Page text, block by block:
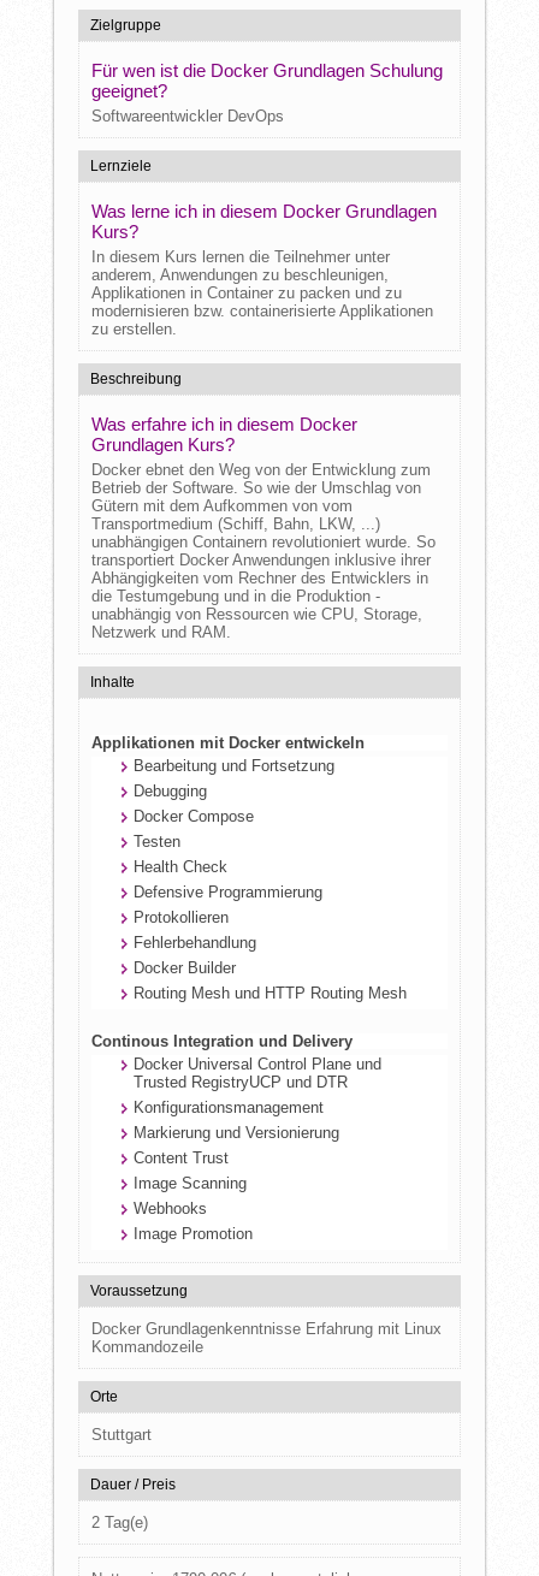
Zielgruppe
Für wen ist die Docker Grundlagen Schulung
geeignet?
Softwareentwickler DevOps
Lernziele
Was lerne ich in diesem Docker Grundlagen
Kurs?
In diesem Kurs lernen die Teilnehmer unter
anderem, Anwendungen zu beschleunigen,
Applikationen in Container zu packen und zu
modernisieren bzw. containerisierte Applikationen
zu erstellen.
Beschreibung
Was erfahre ich in diesem Docker
Grundlagen Kurs?
Docker ebnet den Weg von der Entwicklung zum
Betrieb der Software. So wie der Umschlag von
Gütern mit dem Aufkommen von vom
Transportmedium (Schiff, Bahn, LKW, ...)
unabhängigen Containern revolutioniert wurde. So
transportiert Docker Anwendungen inklusive ihrer
Abhängigkeiten vom Rechner des Entwicklers in
die Testumgebung und in die Produktion -
unabhängig von Ressourcen wie CPU, Storage,
Netzwerk und RAM.
Inhalte
Applikationen mit Docker entwickeln
Bearbeitung und Fortsetzung
Debugging
Docker Compose
Testen
Health Check
Defensive Programmierung
Protokollieren
Fehlerbehandlung
Docker Builder
Routing Mesh und HTTP Routing Mesh
Continous Integration und Delivery
Docker Universal Control Plane und
Trusted RegistryUCP und DTR
Konfigurationsmanagement
Markierung und Versionierung
Content Trust
Image Scanning
Webhooks
Image Promotion
Voraussetzung
Docker Grundlagenkenntnisse Erfahrung mit Linux
Kommandozeile
Orte
Stuttgart
Dauer / Preis
2 Tag(e)